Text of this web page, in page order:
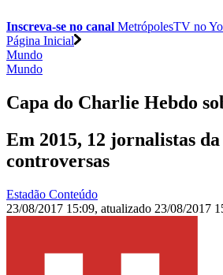
Inscreva-se no canal MetrópolesTV no
Página Inicial
Mundo
Mundo
Capa do Charlie Hebdo
Em 2015, 12 jornalistas
controversas
Estadão Conteúdo
23/08/2017 15:09, atualizado 23/08/2017